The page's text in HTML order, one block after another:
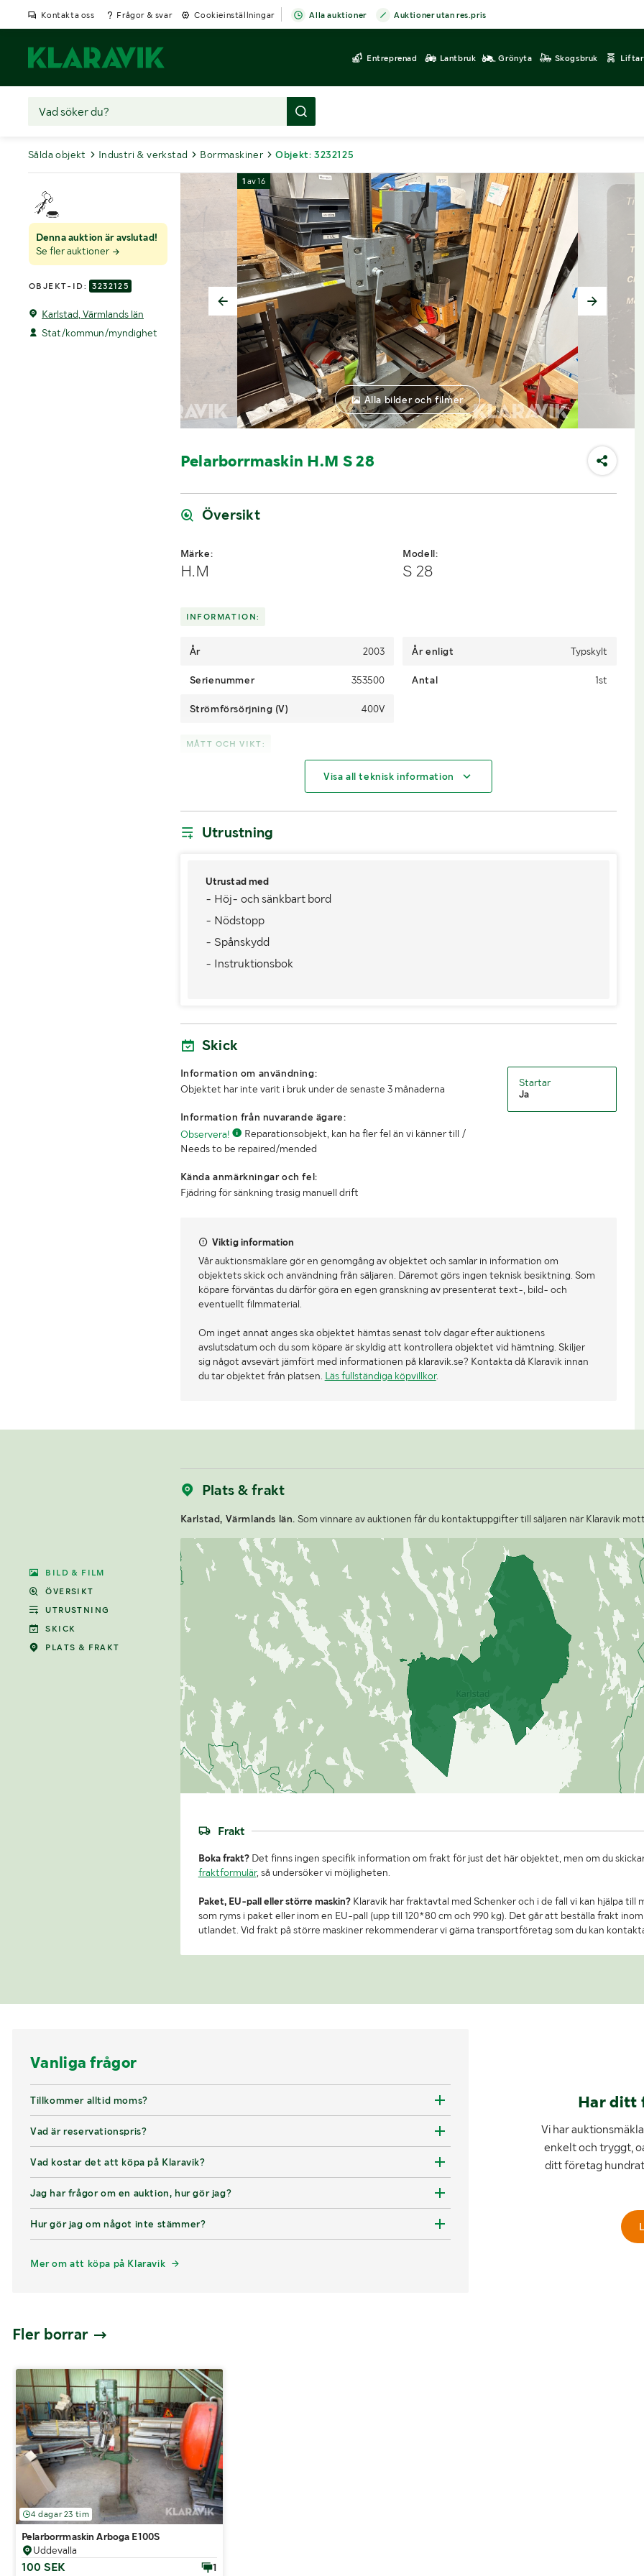
Kontakta oss Frågor & svar Cookieinställningar Alla auktioner Auktioner utan res.pris
Entreprenad Lantbruk Grönyta Skogsbruk Liftar
Sålda objekt Industri & verkstad Borrmaskiner Objekt: 3232125
Denna auktion är avslutad!
Se fler auktioner
OBJEKT-ID: 3232125
Karlstad, Värmlands län
Stat/kommun/myndighet
BILD & FILM
ÖVERSIKT
UTRUSTNING
SKICK
PLATS & FRAKT
1 av16
Alla bilder och filmer
Pelarborrmaskin H.M S 28
Översikt
Märke:
H.M
Modell:
S 28
INFORMATION:
År 2003 År enligt Typskylt
Serienummer 353500 Antal 1st
Strömförsörjning (V) 400V
MÅTT OCH VIKT:
700 Höjd (mm)
Visa all teknisk information
Utrustning
Utrustad med
- Höj- och sänkbart bord
- Nödstopp
- Spånskydd
- Instruktionsbok
Skick
Information om användning:
Objektet har inte varit i bruk under de senaste 3 månaderna
Information från nuvarande ägare:
Observera!
Reparationsobjekt, kan ha fler fel än vi känner till /
Needs to be repaired/mended
Kända anmärkningar och fel:
Fjädring för sänkning trasig manuell drift
Startar
Ja
Viktig information
Vår auktionsmäklare gör en genomgång av objektet och samlar in information om
objektets skick och användning från säljaren. Däremot görs ingen teknisk besiktning. Som
köpare förväntas du därför göra en egen granskning av presenterat text-, bild- och
eventuellt filmmaterial.
Om inget annat anges ska objektet hämtas senast tolv dagar efter auktionens
avslutsdatum och du som köpare är skyldig att kontrollera objektet vid hämtning. Skiljer
sig något avsevärt jämfört med informationen på klaravik.se? Kontakta då Klaravik innan
du tar objektet från platsen. Läs fullständiga köpvillkor.
Plats & frakt
Karlstad, Värmlands län. Som vinnare av auktionen får du kontaktuppgifter till säljaren när Klaravik
Frakt
Boka frakt?Det finns ingen specifik information om frakt för just det här objektet, men om du
fraktformulär, så undersöker vi möjligheten.
Paket, EU-pall eller större maskin?Klaravik har fraktavtal med Schenker och i de fall vi kan hjälpa till
som ryms i paket eller inom en EU-pall (upp till 120*80 cm och 990 kg). Det går att beställa frakt
utlandet. Vid frakt på större maskiner rekommenderar vi gärna transportföretag som du kan
Vanliga frågor
Tillkommer alltid moms?
Vad är reservationspris?
Vad kostar det att köpa på Klaravik?
Jag har frågor om en auktion, hur gör jag?
Hur gör jag om något inte stämmer?
Mer om att köpa på Klaravik
Har ditt
Vi har
enkelt och tryggt,
ditt företag
Fler borrar
4 dagar 23 tim
Pelarborrmaskin Arboga E100S
Uddevalla
100 SEK 1